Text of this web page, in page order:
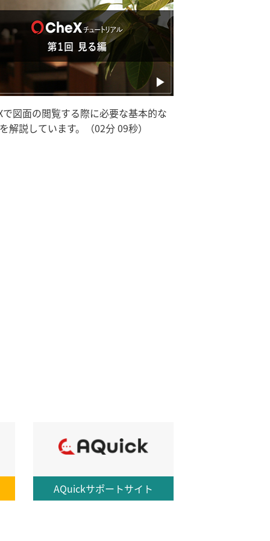
で図面の閲覧する際に必要な基本的な
解説しています。（02分 09秒）
AQuickサポートサイト